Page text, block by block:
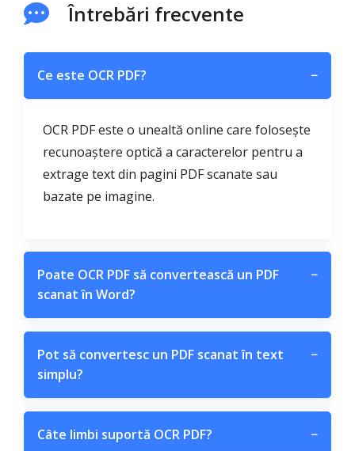
Întrebări frecvente
Ce este OCR PDF? −
OCR PDF este o unealtă online care folosește
recunoaștere optică a caracterelor pentru a
extrage text din pagini PDF scanate sau
bazate pe imagine.
Poate OCR PDF să convertească un PDF
scanat în Word?
−
Pot să convertesc un PDF scanat în text
simplu?
−
Câte limbi suportă OCR PDF? −